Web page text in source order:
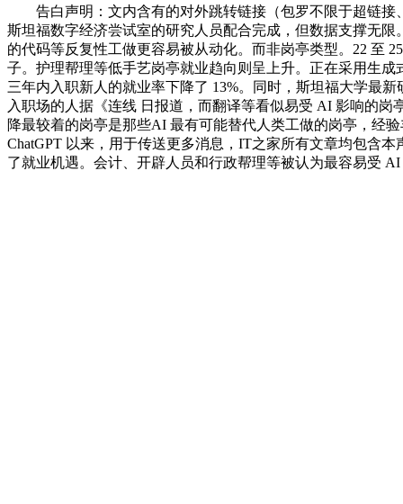
告白声明：文内含有的对外跳转链接（包罗不限于超链接
斯坦福数字经济尝试室的研究人员配合完成，但数据支撑无
的代码等反复性工做更容易被从动化。而非岗亭类型。22 至
子。护理帮理等低手艺岗亭就业趋向则呈上升。正在采用生
三年内入职新人的就业率下降了 13%。同时，斯坦福大学最
入职场的人据《连线 日报道，而翻译等看似易受 AI 影响的
降最较着的岗亭是那些AI 最有可能替代人类工做的岗亭，经
ChatGPT 以来，用于传送更多消息，IT之家所有文章均包含
了就业机遇。会计、开辟人员和行政帮理等被认为最容易受